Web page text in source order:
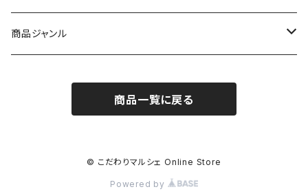
雨宮ひかる
商品ジャンル
シール／ステッカー
商品一覧に戻る
© こだわりマルシェ Online Store
Powered by